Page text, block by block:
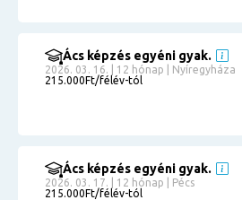
Ács képzés egyéni gyak.
2026. 03. 16. | 12 hónap | Nyíregyháza
215.000Ft/félév-tól
Ács képzés egyéni gyak.
2026. 03. 17. | 12 hónap | Pécs
215.000Ft/félév-tól